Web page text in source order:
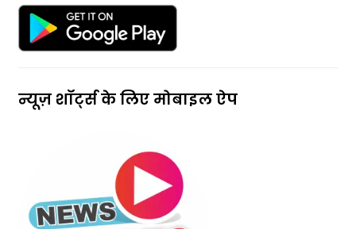
न्यूज़ शॉर्ट्स के लिए मोबाइल ऐप